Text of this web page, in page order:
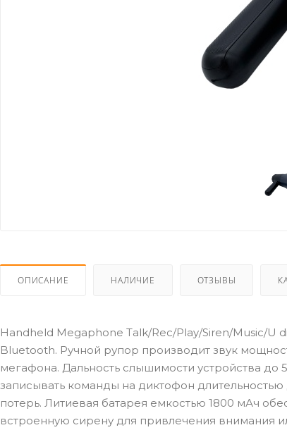
ОПИСАНИЕ НАЛИЧИЕ ОТЗЫВЫ
Handheld Megaphone Talk/Rec/Play/Siren/Music/U
Bluetooth. Ручной рупор производит звук
мегафона. Дальность слышимости устройства
записывать команды на диктофон
потерь. Литиевая батарея емкостью 1800 мАч
встроенную сирену для привлечения внимания